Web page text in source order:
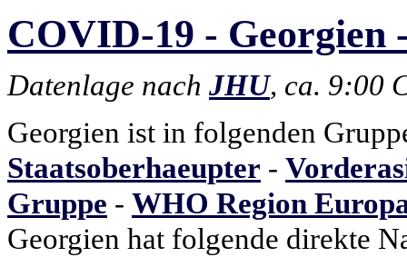
COVID-19 - Georgien
Datenlage nach JHU, ca. 9:00
Georgien ist in folgenden
Staatsoberhaeupter -
Gruppe - WHO Region
Georgien hat folgende direkte